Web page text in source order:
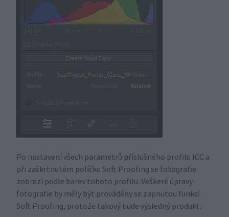
Po nastavení všech parametrů příslušného profilu ICC a
při zaškrtnutém políčku Soft Proofing se fotografie
zobrazí podle barev tohoto profilu. Veškeré úpravy
fotografie by měly být prováděny se zapnutou funkcí
Soft Proofing, protože takový bude výsledný produkt.